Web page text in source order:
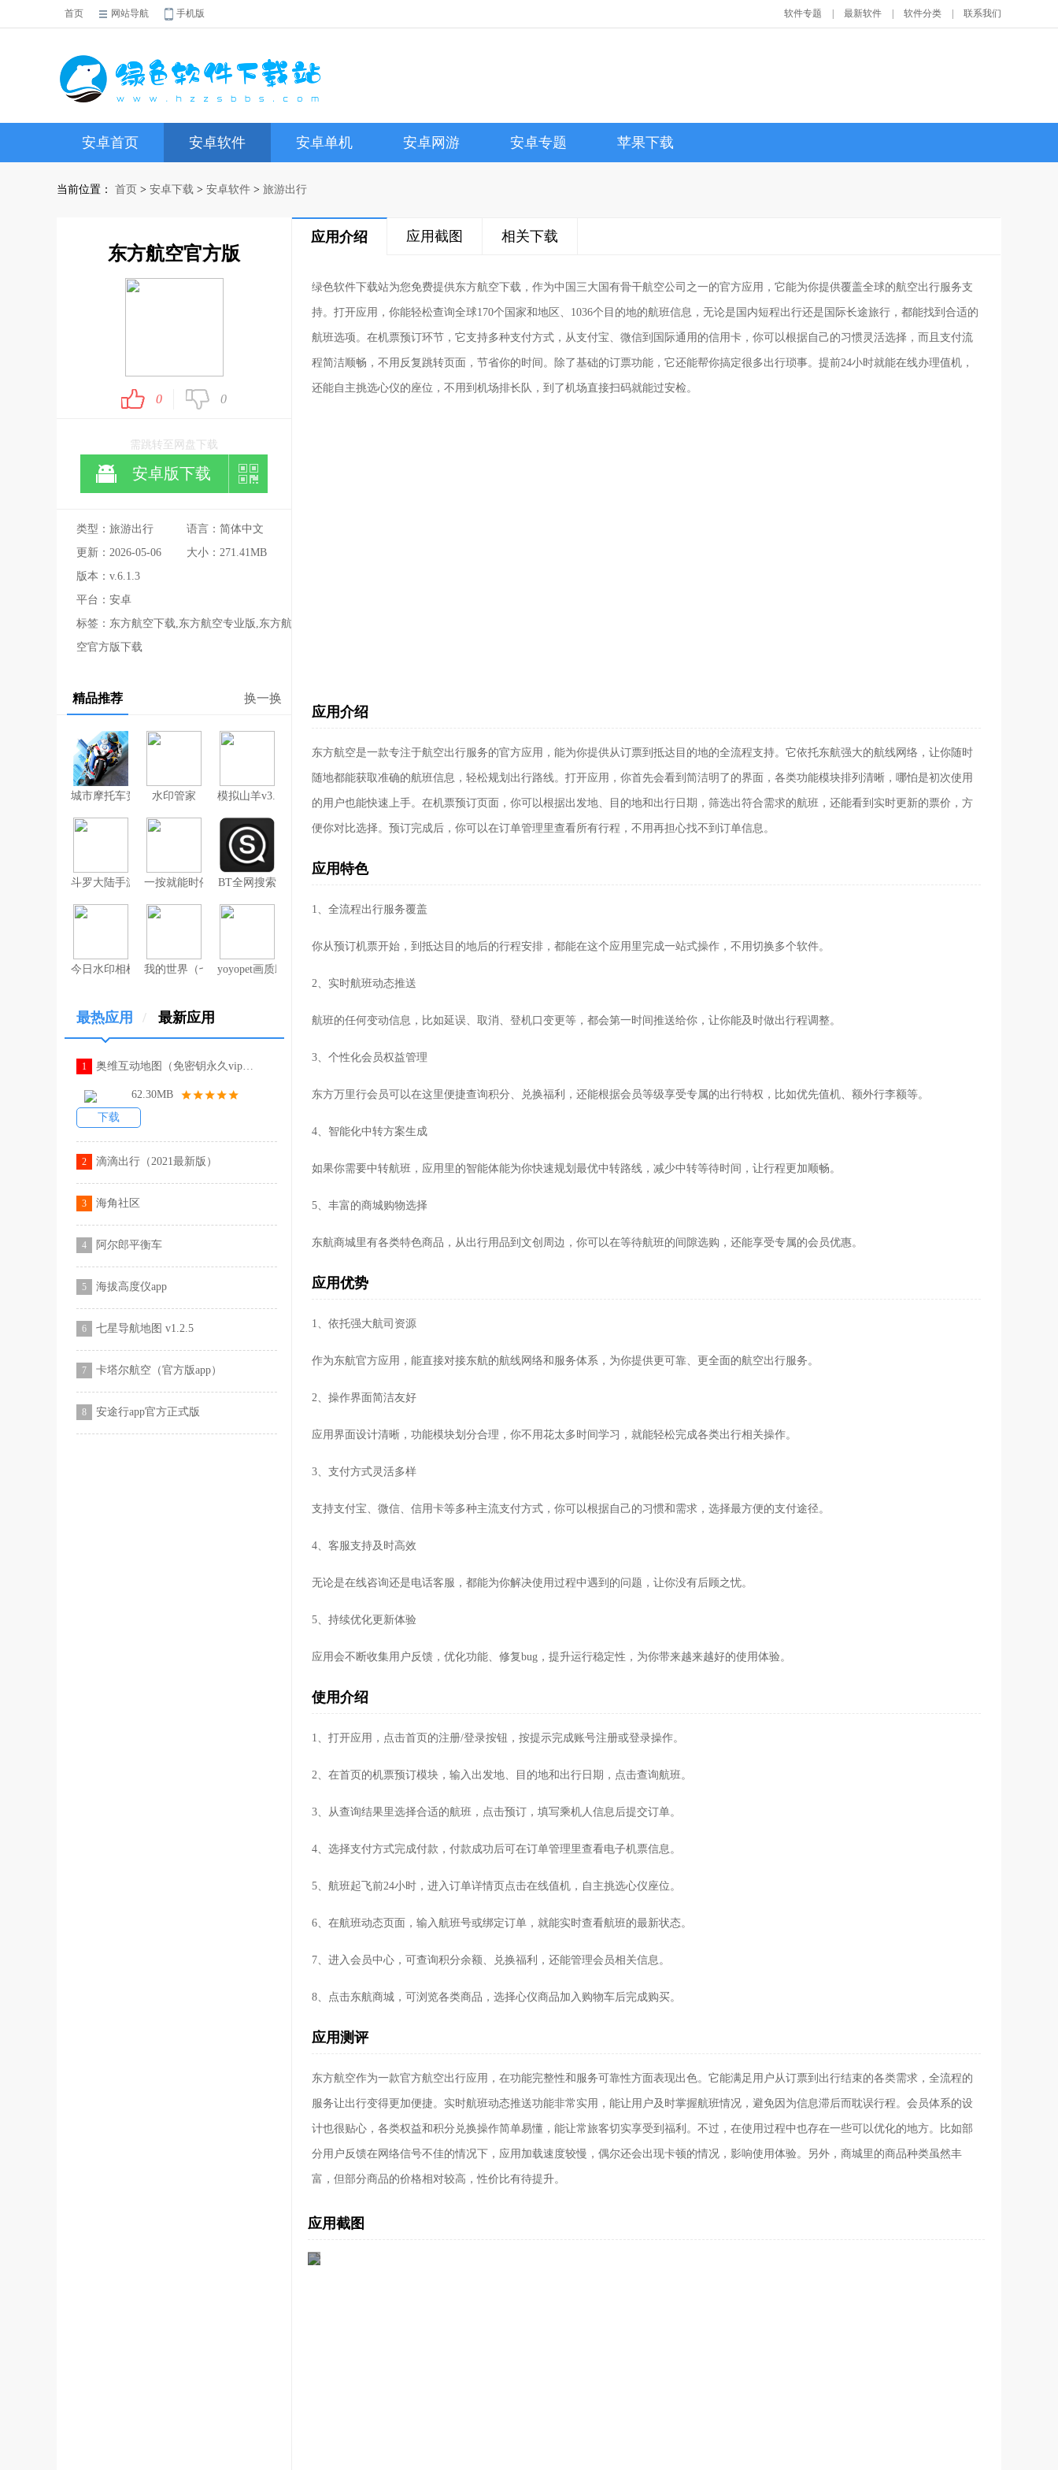
首页 网站导航 手机版 软件专题 最新软件 软件分类 联系我们
安卓首页 安卓软件 安卓单机 安卓网游 安卓专题 苹果下载
当前位置： 首页 > 安卓下载 > 安卓软件 > 旅游出行
东方航空官方版
0 0
需跳转至网盘下载
安卓版下载
类型：旅游出行
语言：简体中文
更新：2026-05-06
大小：271.41MB
版本：v.6.1.3
平台：安卓
标签：东方航空下载,东方航空专业版,东方航
空官方版下载
精品推荐 换一换
城市摩托车竞赛 水印管家 模拟山羊v3.1
斗罗大陆手游破解版无限钻石一按就能时停的怀表汉化安卓版
BT全网搜索
今日水印相机（考勤打卡作弊版）
我的世界（七日杀mod）yoyopet画质助手（120帧超高清）
最热应用 / 最新应用
1 奥维互动地图（免密钥永久vip版）
62.30MB
下载
2 滴滴出行（2021最新版）
3 海角社区
4 阿尔郎平衡车
5 海拔高度仪app
6 七星导航地图 v1.2.5
7 卡塔尔航空（官方版app）
8 安途行app官方正式版
应用介绍 应用截图 相关下载
绿色软件下载站为您免费提供东方航空下载，作为中国三大国有骨干航空公司之一的官方应用，它能为你提供覆盖全球的航空出行服务支
持。打开应用，你能轻松查询全球170个国家和地区、1036个目的地的航班信息，无论是国内短程出行还是国际长途旅行，都能找到合适的
航班选项。在机票预订环节，它支持多种支付方式，从支付宝、微信到国际通用的信用卡，你可以根据自己的习惯灵活选择，而且支付流
程简洁顺畅，不用反复跳转页面，节省你的时间。除了基础的订票功能，它还能帮你搞定很多出行琐事。提前24小时就能在线办理值机，
还能自主挑选心仪的座位，不用到机场排长队，到了机场直接扫码就能过安检。
应用介绍
东方航空是一款专注于航空出行服务的官方应用，能为你提供从订票到抵达目的地的全流程支持。它依托东航强大的航线网络，让你随时
随地都能获取准确的航班信息，轻松规划出行路线。打开应用，你首先会看到简洁明了的界面，各类功能模块排列清晰，哪怕是初次使用
的用户也能快速上手。在机票预订页面，你可以根据出发地、目的地和出行日期，筛选出符合需求的航班，还能看到实时更新的票价，方
便你对比选择。预订完成后，你可以在订单管理里查看所有行程，不用再担心找不到订单信息。
应用特色
1、全流程出行服务覆盖
你从预订机票开始，到抵达目的地后的行程安排，都能在这个应用里完成一站式操作，不用切换多个软件。
2、实时航班动态推送
航班的任何变动信息，比如延误、取消、登机口变更等，都会第一时间推送给你，让你能及时做出行程调整。
3、个性化会员权益管理
东方万里行会员可以在这里便捷查询积分、兑换福利，还能根据会员等级享受专属的出行特权，比如优先值机、额外行李额等。
4、智能化中转方案生成
如果你需要中转航班，应用里的智能体能为你快速规划最优中转路线，减少中转等待时间，让行程更加顺畅。
5、丰富的商城购物选择
东航商城里有各类特色商品，从出行用品到文创周边，你可以在等待航班的间隙选购，还能享受专属的会员优惠。
应用优势
1、依托强大航司资源
作为东航官方应用，能直接对接东航的航线网络和服务体系，为你提供更可靠、更全面的航空出行服务。
2、操作界面简洁友好
应用界面设计清晰，功能模块划分合理，你不用花太多时间学习，就能轻松完成各类出行相关操作。
3、支付方式灵活多样
支持支付宝、微信、信用卡等多种主流支付方式，你可以根据自己的习惯和需求，选择最方便的支付途径。
4、客服支持及时高效
无论是在线咨询还是电话客服，都能为你解决使用过程中遇到的问题，让你没有后顾之忧。
5、持续优化更新体验
应用会不断收集用户反馈，优化功能、修复bug，提升运行稳定性，为你带来越来越好的使用体验。
使用介绍
1、打开应用，点击首页的注册/登录按钮，按提示完成账号注册或登录操作。
2、在首页的机票预订模块，输入出发地、目的地和出行日期，点击查询航班。
3、从查询结果里选择合适的航班，点击预订，填写乘机人信息后提交订单。
4、选择支付方式完成付款，付款成功后可在订单管理里查看电子机票信息。
5、航班起飞前24小时，进入订单详情页点击在线值机，自主挑选心仪座位。
6、在航班动态页面，输入航班号或绑定订单，就能实时查看航班的最新状态。
7、进入会员中心，可查询积分余额、兑换福利，还能管理会员相关信息。
8、点击东航商城，可浏览各类商品，选择心仪商品加入购物车后完成购买。
应用测评
东方航空作为一款官方航空出行应用，在功能完整性和服务可靠性方面表现出色。它能满足用户从订票到出行结束的各类需求，全流程的
服务让出行变得更加便捷。实时航班动态推送功能非常实用，能让用户及时掌握航班情况，避免因为信息滞后而耽误行程。会员体系的设
计也很贴心，各类权益和积分兑换操作简单易懂，能让常旅客切实享受到福利。不过，在使用过程中也存在一些可以优化的地方。比如部
分用户反馈在网络信号不佳的情况下，应用加载速度较慢，偶尔还会出现卡顿的情况，影响使用体验。另外，商城里的商品种类虽然丰
富，但部分商品的价格相对较高，性价比有待提升。
应用截图